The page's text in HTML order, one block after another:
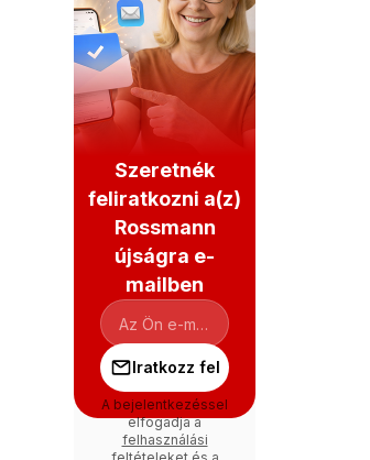
Szeretnék
feliratkozni a(z)
Rossmann
újságra e-
mailben
Iratkozz fel
A bejelentkezéssel
elfogadja a
felhasználási